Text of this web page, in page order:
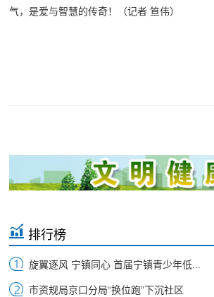
气，是爱与智慧的传奇！（记者 笪伟）
排行榜
旋翼逐风 宁镇同心 首届宁镇青少年低...
市资规局京口分局“换位跑”下沉社区